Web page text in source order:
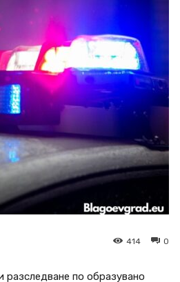
0
414
по образувано